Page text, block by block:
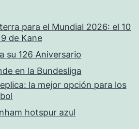
para el Mundial 2026: el 10
de Kane
su 126 Aniversario
en la Bundesliga
la mejor opción para los
hotspur azul